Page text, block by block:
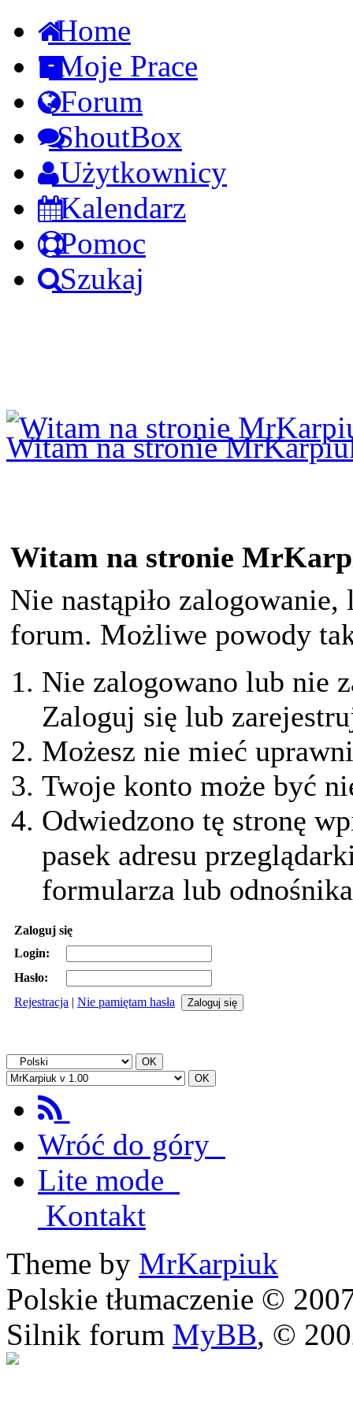
Home
Moje Prace
Forum
ShoutBox
Użytkownicy
Kalendarz
Pomoc
Szukaj
Witam na stronie
Witam na stronie
Nie nastąpiło
forum. Możliwe powody
Nie zalogowano lub nie
Zaloguj się lub
Możesz nie mieć
Twoje konto może być
Odwiedzono tę stronę
pasek adresu
formularza lub
Zaloguj się
Login:
Hasło:
Rejestracja | Nie pamiętam hasła
Wróć do góry
Lite mode
Kontakt
Theme by MrKarpiuk
Polskie tłumaczenie ©
Silnik forum MyBB, ©